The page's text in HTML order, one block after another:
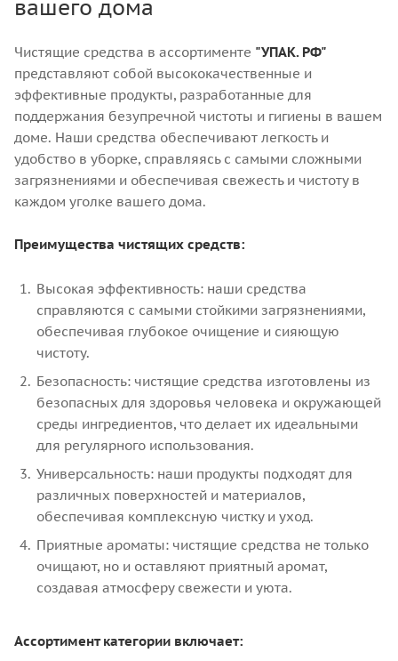
вашего дома
Чистящие средства в ассортименте "УПАК. РФ"
представляют собой высококачественные и
эффективные продукты, разработанные для
поддержания безупречной чистоты и гигиены в вашем
доме. Наши средства обеспечивают легкость и
удобство в уборке, справляясь с самыми сложными
загрязнениями и обеспечивая свежесть и чистоту в
каждом уголке вашего дома.
Преимущества чистящих средств:
Высокая эффективность: наши средства
справляются с самыми стойкими загрязнениями,
обеспечивая глубокое очищение и сияющую
чистоту.
Безопасность: чистящие средства изготовлены из
безопасных для здоровья человека и окружающей
среды ингредиентов, что делает их идеальными
для регулярного использования.
Универсальность: наши продукты подходят для
различных поверхностей и материалов,
обеспечивая комплексную чистку и уход.
Приятные ароматы: чистящие средства не только
очищают, но и оставляют приятный аромат,
создавая атмосферу свежести и уюта.
Ассортимент категории включает: